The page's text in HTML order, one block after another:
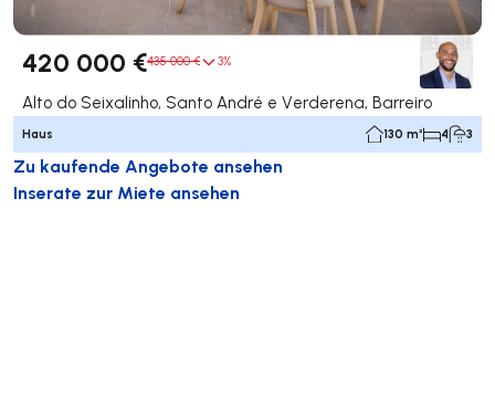
420 000 €435 000 € 3%
Alto do Seixalinho, Santo André e Verderena, Barreiro
Haus 130 m² 4 3
Zu kaufende Angebote ansehen
Inserate zur Miete ansehen